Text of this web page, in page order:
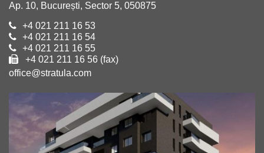
Ap. 10, București, Sector 5, 050875
+4 021 211 16 53
+4 021 211 16 54
+4 021 211 16 55
+4 021 211 16 56 (fax)
office@stratula.com